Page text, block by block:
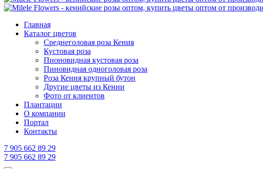
Главная
Каталог цветов
Среднеголовая роза Кения
Кустовая роза
Пионовидная кустовая роза
Пиновидная одноголовая роза
Роза Кения крупный бутон
Другие цветы из Кении
Фото от клиентов
Плантации
О компании
Портал
Контакты
7 905 662 89 29
7 905 662 89 29